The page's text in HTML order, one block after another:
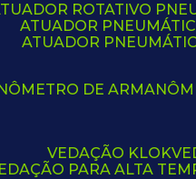
ATUADOR ROTATIVO
ATUADOR
ATUADOR
DE AR
VEDAÇÃO KLOK
PARA ALTA